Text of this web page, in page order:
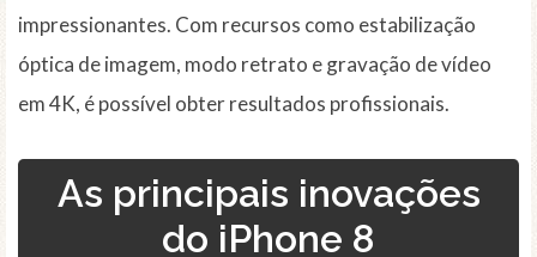
impressionantes. Com recursos como estabilização
óptica de imagem, modo retrato e gravação de vídeo
em 4K, é possível obter resultados profissionais.
As principais inovações
do iPhone 8